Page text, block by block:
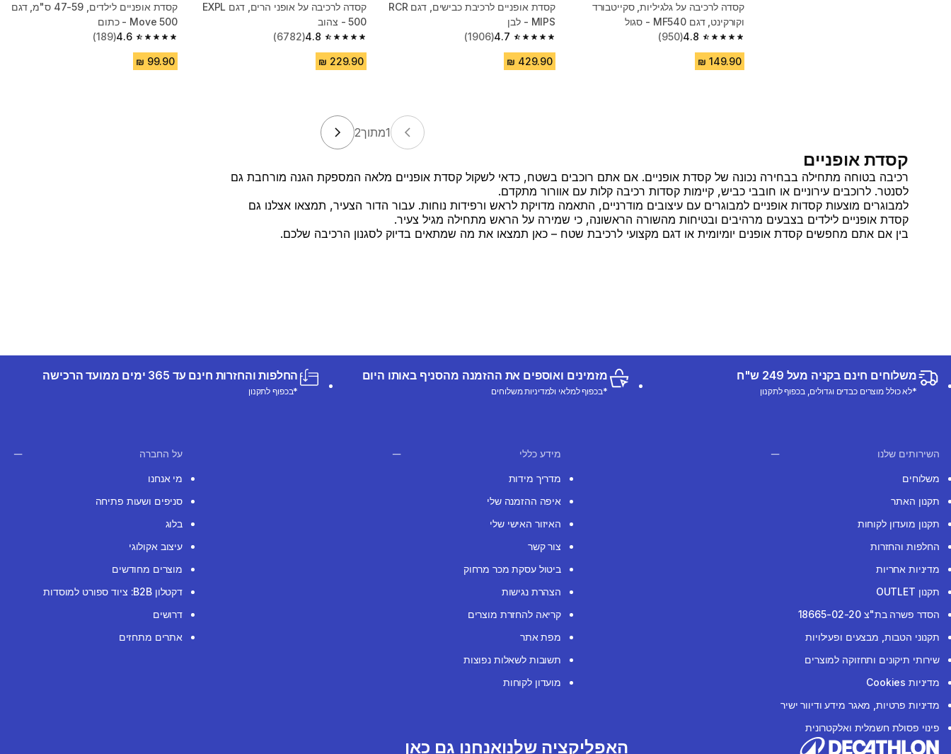
קסדה לרכיבה על גלגיליות, סקייטבורד
וקורקינט, דגם MF540 - סגול
4.8
4.8 out of 5 stars from 950 reviews
(950)
קסדת אופניים לרכיבת כבישים, דגם RCR
MIPS - לבן
4.7
4.7 out of 5 stars from 1906 reviews
(1906)
קסדה לרכיבה על אופני הרים, דגם EXPL
500 - צהוב
4.8
4.8 out of 5 stars from 6782 reviews
(6782)
קסדת אופניים לילדים, 47-59 ס"מ, דגם
Move 500 - כתום
4.6
4.6 out of 5 stars from 189 reviews
(189)
1מתוך2
קסדת אופניים
רכיבה בטוחה מתחילה בבחירה נכונה של קסדת אופניים. אם אתם רוכבים בשטח, כדאי לשקול קסדת אופניים מלאה המספקת הגנה מורחבת גם
לסנטר. לרוכבים עירוניים או חובבי כביש, קיימות קסדות רכיבה קלות עם אוורור מתקדם.
למבוגרים מוצעות קסדות אופניים למבוגרים עם עיצובים מודרניים, התאמה מדויקת לראש ורפידות נוחות. עבור הדור הצעיר, תמצאו אצלנו גם
קסדת אופניים לילדים בצבעים מרהיבים ובטיחות מהשורה הראשונה, כי שמירה על הראש מתחילה מגיל צעיר.
בין אם אתם מחפשים קסדת אופנים יומיומית או דגם מקצועי לרכיבת שטח – כאן תמצאו את מה שמתאים בדיוק לסגנון הרכיבה שלכם.
משלוחים חינם בקניה מעל 249 ש"ח
*לא כולל מוצרים כבדים וגדולים, בכפוף לתקנון
מזמינים ואוספים את ההזמנה מהסניף באותו היום
*בכפוף למלאי ולמדיניות משלוחים
החלפות והחזרות חינם עד 365 ימים ממועד הרכישה
*בכפוף לתקנון
השירותים שלנו
משלוחים
תקנון האתר
תקנון מועדון לקוחות
החלפות והחזרות
מדיניות אחריות
תקנון OUTLET
הסדר פשרה בת"צ 18665-02-20
תקנוני הטבות, מבצעים ופעילויות
שירותי תיקונים ותחזוקה למוצרים
מדיניות Cookies
מדיניות פרטיות, מאגר מידע ודיוור ישיר
פינוי פסולת חשמלית ואלקטרונית
מידע כללי
מדריך מידות
איפה ההזמנה שלי
האיזור האישי שלי
צור קשר
ביטול עסקת מכר מרחוק
הצהרת נגישות
קריאה להחזרת מוצרים
מפת אתר
תשובות לשאלות נפוצות
מועדון לקוחות
על החברה
מי אנחנו
סניפים ושעות פתיחה
בלוג
עיצוב אקולוגי
מוצרים מחודשים
דקטלון B2B: ציוד ספורט למוסדות
דרושים
אתרים מתחזים
האפליקציה שלנואנחנו גם כאן